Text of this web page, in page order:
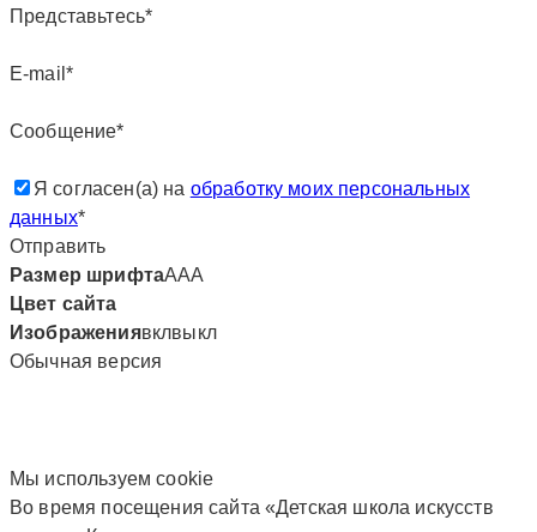
Представьтесь*
E-mail*
Сообщение*
Я согласен(а) на обработку моих персональных
данных*
Отправить
Размер шрифтаААА
Цвет сайта
Изображениявклвыкл
Обычная версия
Мы используем сookie
Во время посещения сайта «Детская школа искусств